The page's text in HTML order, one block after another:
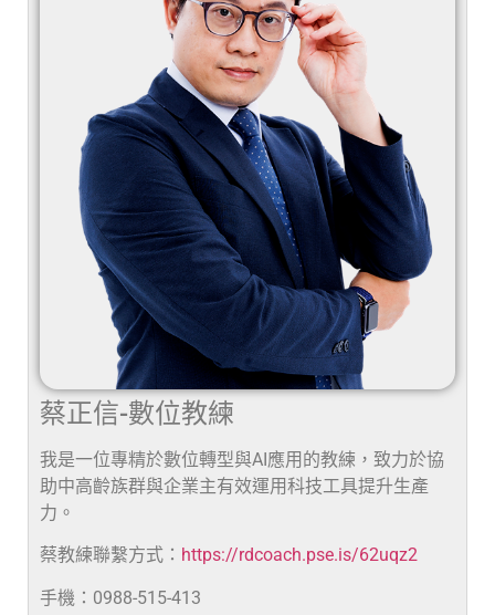
蔡正信-數位教練
我是一位專精於數位轉型與AI應用的教練，致力於協
助中高齡族群與企業主有效運用科技工具提升生產
力。
蔡教練聯繫方式： https://rdcoach.pse.is/62uqz2
手機：0988-515-413